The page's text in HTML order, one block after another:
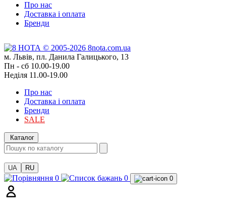
Про нас
Доставка і оплата
Бренди
м. Львів, пл. Данила Галицького, 13
Пн - сб 10.00-19.00
Неділя 11.00-19.00
Про нас
Доставка і оплата
Бренди
SALE
Каталог
UA RU
0 0 0